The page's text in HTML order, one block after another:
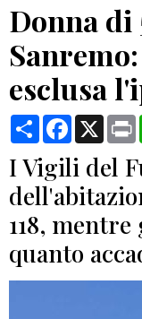
Donna di
esclusa
CondividiFacebook
X
I Vigili del
118,
quanto